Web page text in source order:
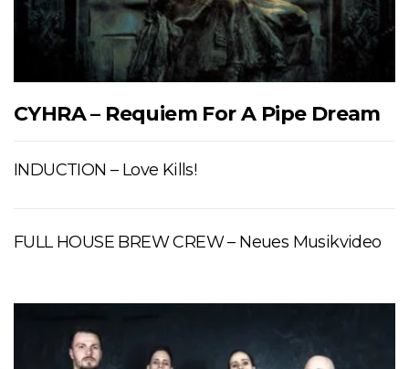
CYHRA – Requiem For A Pipe Dream
INDUCTION – Love Kills!
FULL HOUSE BREW CREW – Neues Musikvideo